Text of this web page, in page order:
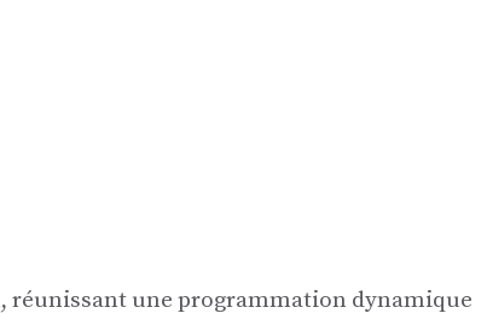
réunissant une programmation dynamique